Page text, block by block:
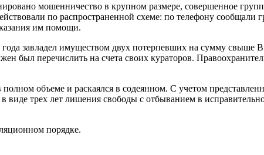
мошенничество в крупном размере, совершенное
по распространенной схеме: по телефону
им помощи.
завладел имуществом двух потерпевших на сумму свыше
был перечислить на счета своих кураторов.
объеме и раскаялся в содеянном. С учетом
виде трех лет лишения свободы с отбыванием в
порядке.